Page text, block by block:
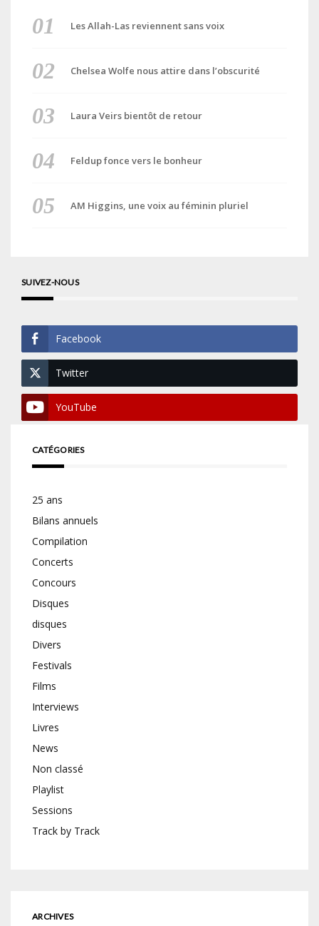
Les Allah-Las reviennent sans voix
Chelsea Wolfe nous attire dans l’obscurité
Laura Veirs bientôt de retour
Feldup fonce vers le bonheur
AM Higgins, une voix au féminin pluriel
SUIVEZ-NOUS
Facebook
Twitter
YouTube
CATÉGORIES
25 ans
Bilans annuels
Compilation
Concerts
Concours
Disques
disques
Divers
Festivals
Films
Interviews
Livres
News
Non classé
Playlist
Sessions
Track by Track
ARCHIVES